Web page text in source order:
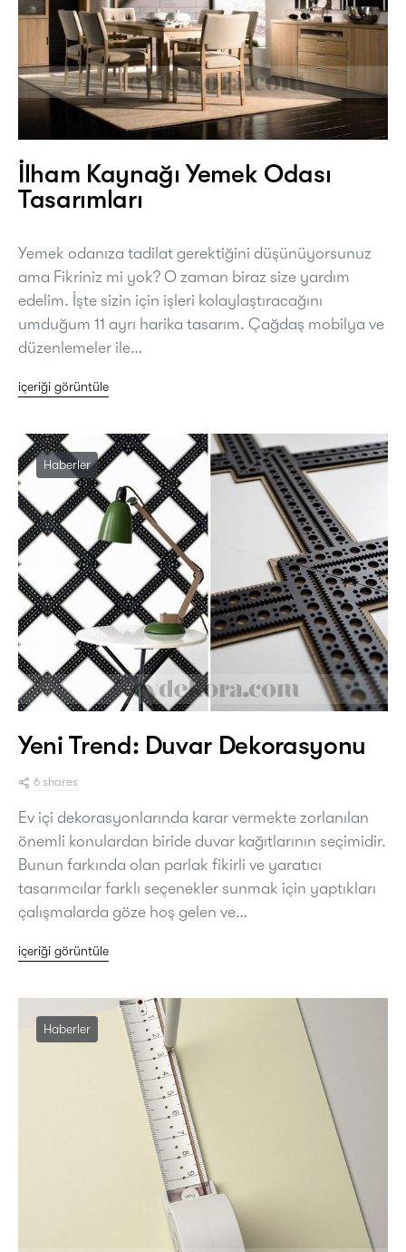
İlham Kaynağı Yemek Odası
Tasarımları
Yemek odanıza tadilat gerektiğini düşünüyorsunuz
ama Fikriniz mi yok? O zaman biraz size yardım
edelim. İşte sizin için işleri kolaylaştıracağını
umduğum 11 ayrı harika tasarım. Çağdaş mobilya ve
düzenlemeler ile…
içeriği görüntüle
Haberler
Yeni Trend: Duvar Dekorasyonu
6 shares
Ev içi dekorasyonlarında karar vermekte zorlanılan
önemli konulardan biride duvar kağıtlarının seçimidir.
Bunun farkında olan parlak fikirli ve yaratıcı
tasarımcılar farklı seçenekler sunmak için yaptıkları
çalışmalarda göze hoş gelen ve…
içeriği görüntüle
Haberler